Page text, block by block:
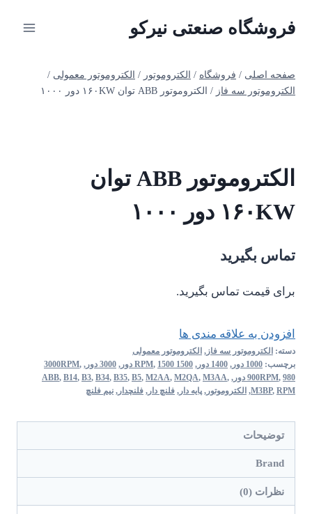
فروشگاه صنعتی نیرکو
صفحه اصلی / فروشگاه / الکتروموتور / الکتروموتور معمولی /
الکتروموتور سه فاز / الکتروموتور ABB توان ۱۶۰KW دور ۱۰۰۰
الکتروموتور ABB توان
۱۶۰KW دور ۱۰۰۰
تماس بگیرید
برای قیمت تماس بگیرید.
افزودن به علاقه مندی ها
دسته: الکتروموتور سه فاز , الکتروموتور معمولی
برچسب: 1000 دور , 1400 دور ,
1500 RPM
, 1500 دور , 3000 دور ,
3000RPM,
900RPM, 980 دور ,
ABB, B14, B3, B34, B35, B5, M2AA, M2QA, M3AA,
M3BP, RPM
, الکتروموتور , پایه دار , فلنچ دار , فلنچدار , نیم فلنچ
توضیحات
Brand
نظرات (0)